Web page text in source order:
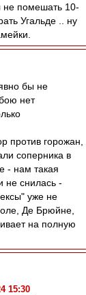
не помешать 10-
Угальде .. ну
бы не
нет
против горожан,
соперника в
- нам такая
не снилась -
уже не
Де Брюйне,
на полную
15:30